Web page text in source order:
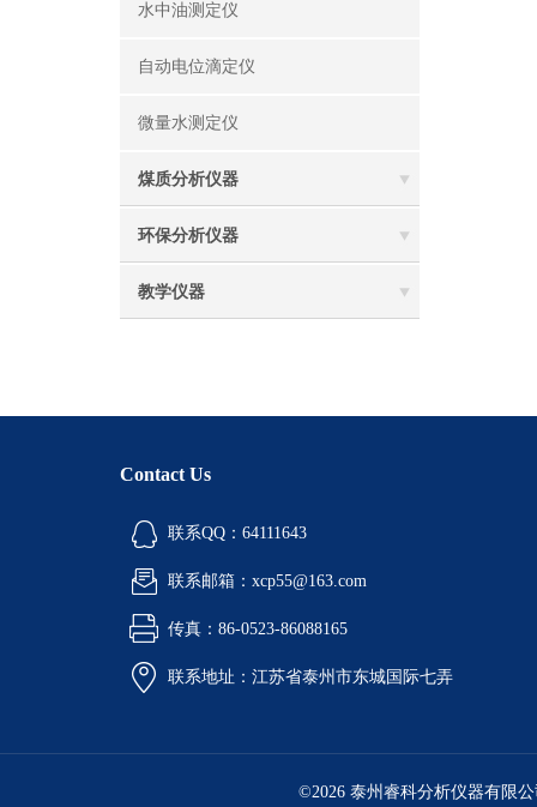
水中油测定仪
自动电位滴定仪
微量水测定仪
煤质分析仪器
环保分析仪器
教学仪器
Contact Us
联系QQ：64111643
联系邮箱：xcp55@163.com
传真：86-0523-86088165
联系地址：江苏省泰州市东城国际七弄
©2026 泰州睿科分析仪器有限